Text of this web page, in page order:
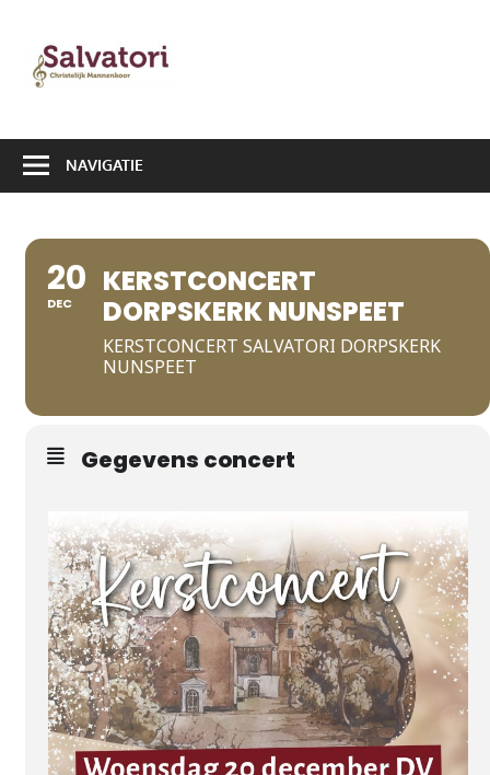
Christelijk
Mannenkoor
NAVIGATIE
20
DEC
KERSTCONCERT
DORPSKERK NUNSPEET
KERSTCONCERT SALVATORI DORPSKERK
NUNSPEET
Gegevens concert